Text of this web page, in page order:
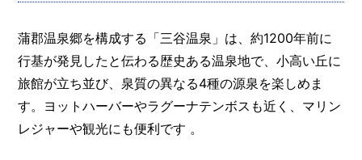
蒲郡温泉郷を構成する「三谷温泉」は、約1200年前に
行基が発見したと伝わる歴史ある温泉地で、小高い丘に
旅館が立ち並び、泉質の異なる4種の源泉を楽しめま
す。ヨットハーバーやラグーナテンボスも近く、マリン
レジャーや観光にも便利です 。